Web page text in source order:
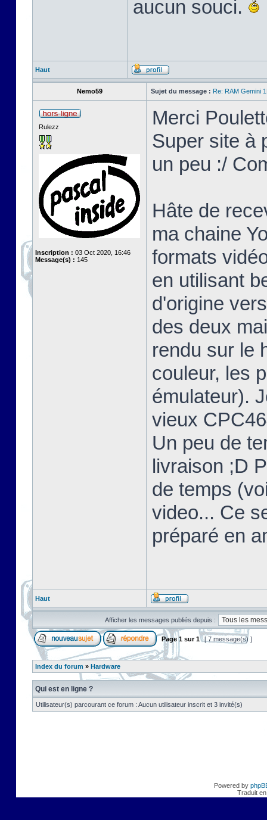
aucun souci.
Haut
Nemo59 Sujet du message : Re: RAM Gemini
Rulezz
Inscription : 03 Oct 2020, 16:46
Message(s) : 145
Merci
Super site à
un peu :/
Hâte de
ma chaine
formats
en utilisant
d'origine
des deux
rendu sur le
couleur, les
émulateur).
vieux
Un peu de
livraison ;D
de temps
video... Ce
préparé en
Haut
Afficher les messages publiés depuis :
Page 1 sur1 [ 7 message(s) ]
Index du forum » Hardware
Qui est en ligne ?
Utilisateur(s) parcourant ce forum : Aucun utilisateur inscrit et 3 invité(s)
Powered by
Traduit